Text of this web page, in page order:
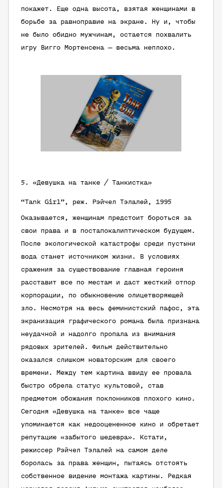
покажет. Еще одна высота, взятая женщинами в
борьбе за равноправие на экране. Ну и, чтобы
не было обидно мужчинам, остается похвалить
игру Вигго Мортенсена — весьма неплохо.
5. «Девушка на танке / Танкистка»
“Tank Girl”, реж. Рэйчел Тэлалей, 1995
Оказывается, женщинам предстоит бороться за
свои права и в постапокалиптическом будущем.
После экологической катастрофы среди пустыни
вода станет источником жизни. В условиях
сражения за существование главная героиня
расставит все по местам и даст жесткий отпор
корпорации, по обыкновению олицетворяющей
зло. Несмотря на весь феминистский пафос, эта
экранизация графического романа была признана
неудачной и надолго пропала из внимания
рядовых зрителей. Фильм действительно
оказался слишком новаторским для своего
времени. Между тем картина ввиду ее провала
быстро обрела статус культовой, став
предметом обожания поклонников плохого кино.
Сегодня «Девушка на танке» все чаще
упоминается как недооцененное кино и обретает
репутацию «забытого шедевра». Кстати,
режиссер Рэйчел Тэлалей на самом деле
боролась за права женщин, пытаясь отстоять
собственное видение монтажа картины. Редкая